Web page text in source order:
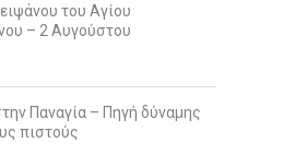
του Αγίου
– 2 Αυγούστου
Παναγία – Πηγή δύναμης
πιστούς